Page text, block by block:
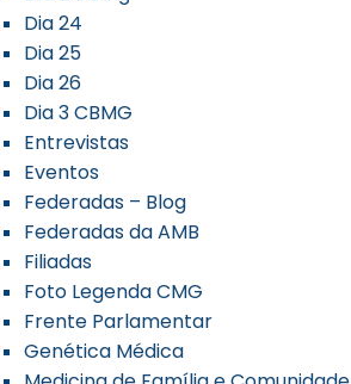
Dia 24
Dia 25
Dia 26
Dia 3 CBMG
Entrevistas
Eventos
Federadas – Blog
Federadas da AMB
Filiadas
Foto Legenda CMG
Frente Parlamentar
Genética Médica